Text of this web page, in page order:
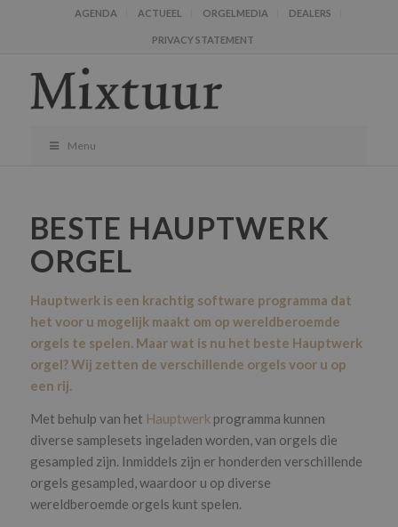
AGENDA ACTUEEL ORGELMEDIA DEALERS
PRIVACY STATEMENT
Menu
BESTE HAUPTWERK
ORGEL
Hauptwerk is een krachtig software programma dat
het voor u mogelijk maakt om op wereldberoemde
orgels te spelen. Maar wat is nu het beste Hauptwerk
orgel? Wij zetten de verschillende orgels voor u op
een rij.
Met behulp van het Hauptwerkprogramma kunnen
diverse samplesets ingeladen worden, van orgels die
gesampled zijn. Inmiddels zijn er honderden verschillende
orgels gesampled, waardoor u op diverse
wereldberoemde orgels kunt spelen.